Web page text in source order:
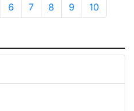
6 7 8 9 10